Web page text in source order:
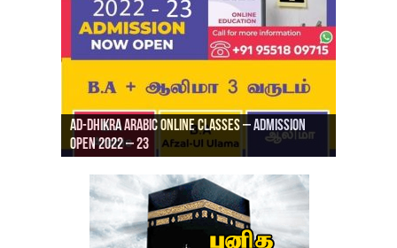
Ad-Dhikra Arabic Online Classes – Admission
Open 2022 – 23
Ad-Dhikra Arabic Online Classes – BA Arabic
AD DHIKRA ARABIC COLLEGE ADMISSION
ரியாத் ஜும்ஆ தமிழாக்கம், Jamia Al Hajiri
Masjid (Kuwait Masjid), Malaz, Riyadh